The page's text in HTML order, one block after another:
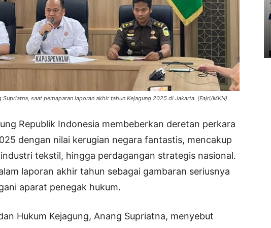
Supriatna, saat pemaparan laporan akhir tahun Kejagung 2025 di Jakarta. (Fajri/MKN)
Republik Indonesia membeberkan deretan perkara
dengan nilai kerugian negara fantastis, mencakup
tekstil, hingga perdagangan strategis nasional.
laporan akhir tahun sebagai gambaran seriusnya
aparat penegak hukum.
Hukum Kejagung, Anang Supriatna, menyebut